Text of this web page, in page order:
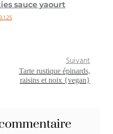
sauce yaourt
Suivant
Tarte rustique épinards,
raisins et noix {vegan}